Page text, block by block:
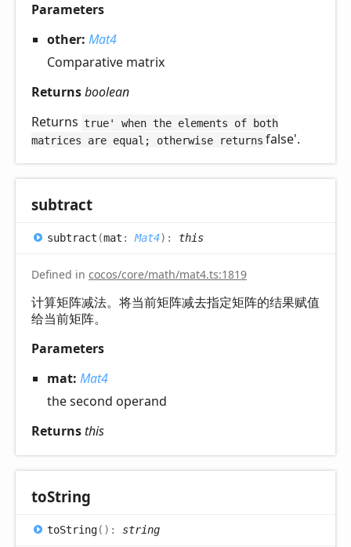
Parameters
other: Mat4
Comparative matrix
Returnsboolean
Returns true' when the elements of both
matrices are equal; otherwise returns false'.
subtract
subtract (mat : Mat4) : this
Defined in cocos/core/math/mat4.ts:1819
计算矩阵减法。将当前矩阵减去指定矩阵的结果赋值
给当前矩阵。
Parameters
mat: Mat4
the second operand
Returnsthis
toString
toString( ) : string